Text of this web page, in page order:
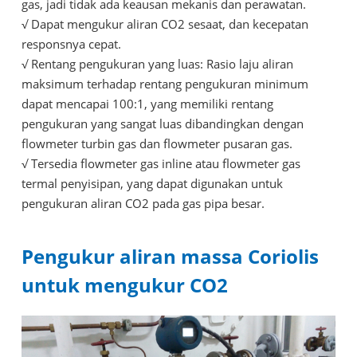
gas, jadi tidak ada keausan mekanis dan perawatan.
√Dapat mengukur aliran CO2 sesaat, dan kecepatan
responsnya cepat.
√Rentang pengukuran yang luas: Rasio laju aliran
maksimum terhadap rentang pengukuran minimum
dapat mencapai 100:1, yang memiliki rentang
pengukuran yang sangat luas dibandingkan dengan
flowmeter turbin gas dan flowmeter pusaran gas.
√Tersedia flowmeter gas inline atau flowmeter gas
termal penyisipan, yang dapat digunakan untuk
pengukuran aliran CO2 pada gas pipa besar.
Pengukur aliran massa Coriolis
untuk mengukur CO2